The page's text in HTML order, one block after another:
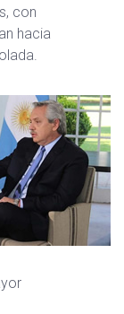
con
hacia